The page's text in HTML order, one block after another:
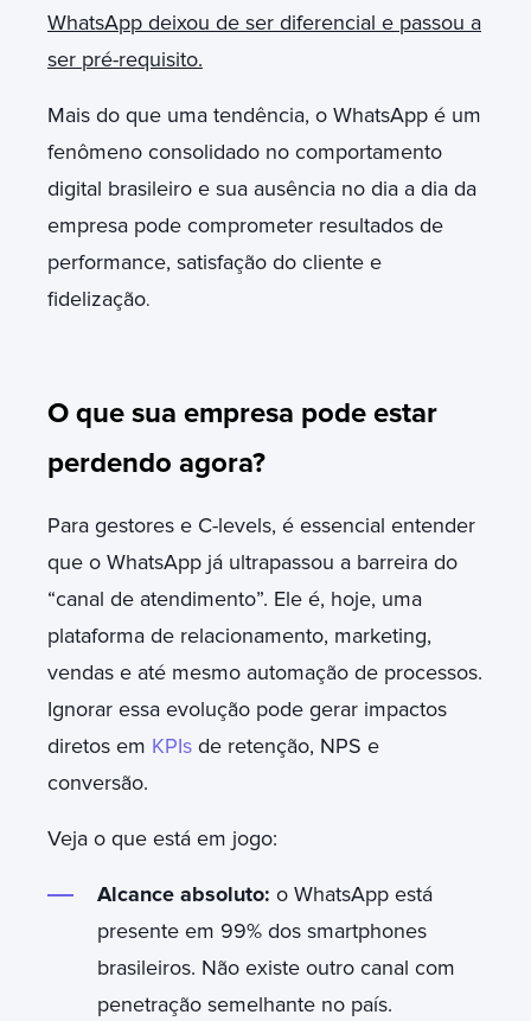
WhatsApp deixou de ser diferencial e passou a
ser pré-requisito.
Mais do que uma tendência, o WhatsApp é um
fenômeno consolidado no comportamento
digital brasileiro e sua ausência no dia a dia da
empresa pode comprometer resultados de
performance, satisfação do cliente e
fidelização.
O que sua empresa pode estar
perdendo agora?
Para gestores e C-levels, é essencial entender
que o WhatsApp já ultrapassou a barreira do
“canal de atendimento”. Ele é, hoje, uma
plataforma de relacionamento, marketing,
vendas e até mesmo automação de processos.
Ignorar essa evolução pode gerar impactos
diretos em KPIs de retenção, NPS e
conversão.
Veja o que está em jogo:
Alcance absoluto: o WhatsApp está
presente em 99% dos smartphones
brasileiros. Não existe outro canal com
penetração semelhante no país.